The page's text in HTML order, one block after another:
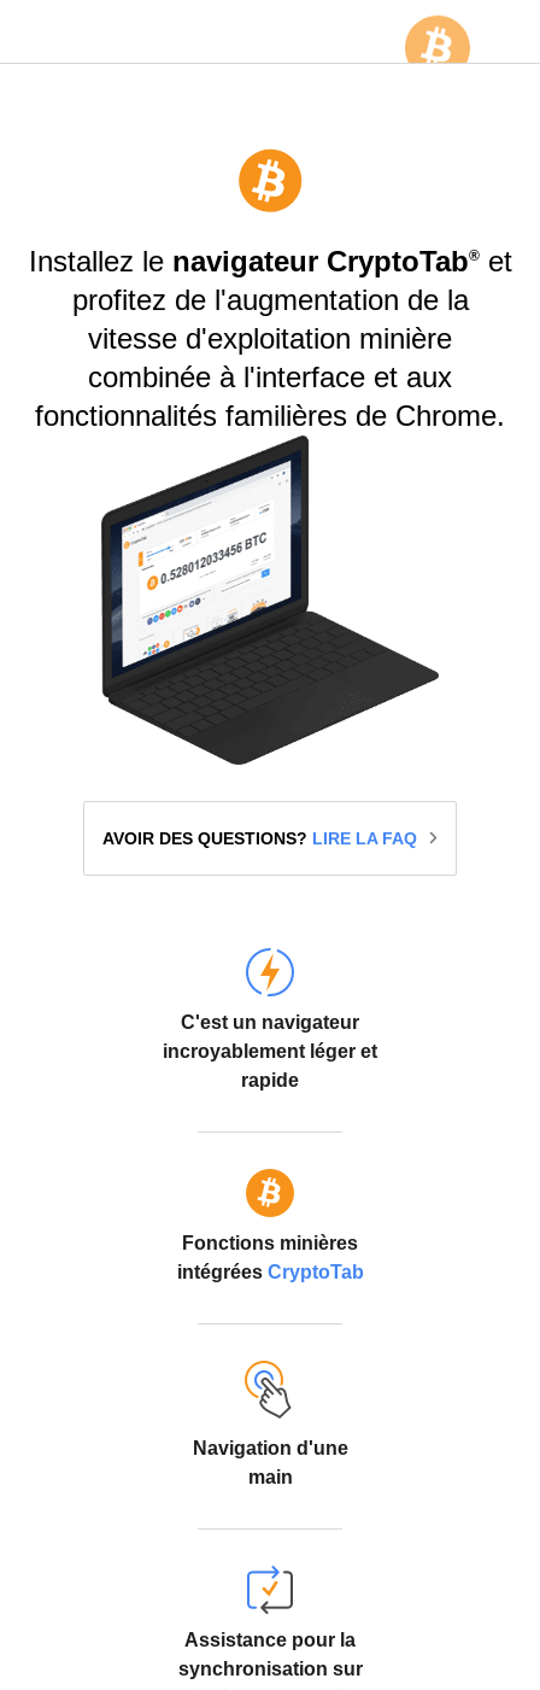
Installez le navigateur CryptoTab®️et
profitez de l'augmentation de la
vitesse d'exploitation minière
combinée à l'interface et aux
fonctionnalités familières de Chrome.
AVOIR DES QUESTIONS? LIRE LA FAQ
C'est un navigateur
incroyablement léger et
rapide
Fonctions minières
intégrées CryptoTab
Navigation d'une
main
Assistance pour la
synchronisation sur